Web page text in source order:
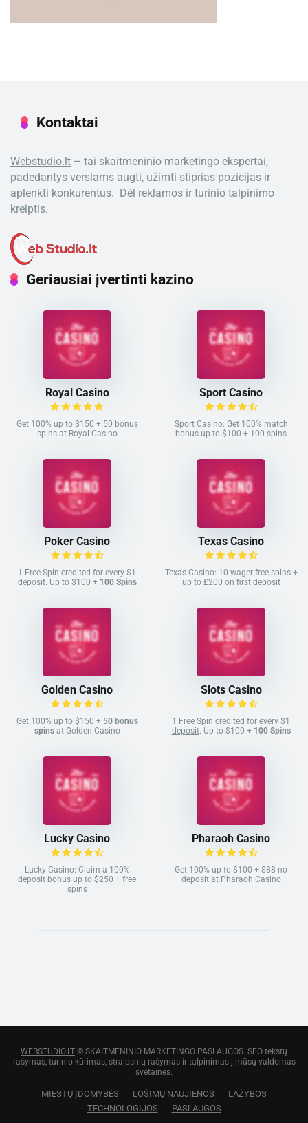
Kontaktai
Webstudio.lt – tai skaitmeninio marketingo ekspertai,
padedantys verslams augti, užimti stiprias pozicijas ir
aplenkti konkurentus. Dėl reklamos ir turinio talpinimo
kreiptis.
Geriausiai įvertinti kazino
Royal Casino
Get 100% up to $150 + 50 bonus
spins at Royal Casino
Sport Casino
Sport Casino: Get 100% match
bonus up to $100 + 100 spins
Poker Casino
1 Free Spin credited for every $1
deposit. Up to $100 + 100 Spins
Texas Casino
Texas Casino: 10 wager-free spins +
up to £200 on first deposit
Golden Casino
Get 100% up to $150 + 50 bonus
spinsat Golden Casino
Slots Casino
1 Free Spin credited for every $1
deposit. Up to $100 + 100 Spins
Lucky Casino
Lucky Casino: Claim a 100%
deposit bonus up to $250 + free
spins
Pharaoh Casino
Get 100% up to $100 + $88 no
deposit at Pharaoh Casino
WEBSTUDIO.LT © SKAITMENINIO MARKETINGO PASLAUGOS. SEO tekstų
rašymas, turinio kūrimas, straipsnių rašymas ir talpinimas į mūsų valdomas
svetaines.
MIESTŲ ĮDOMYBĖS LOŠIMŲ NAUJIENOS
LAŽYBOS
TECHNOLOGIJOS
PASLAUGOS